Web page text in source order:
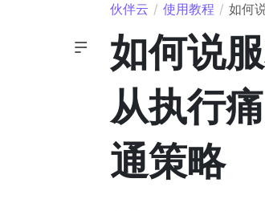
伙伴云 / 使用教程 / 如何
如何说
从执行
通策略